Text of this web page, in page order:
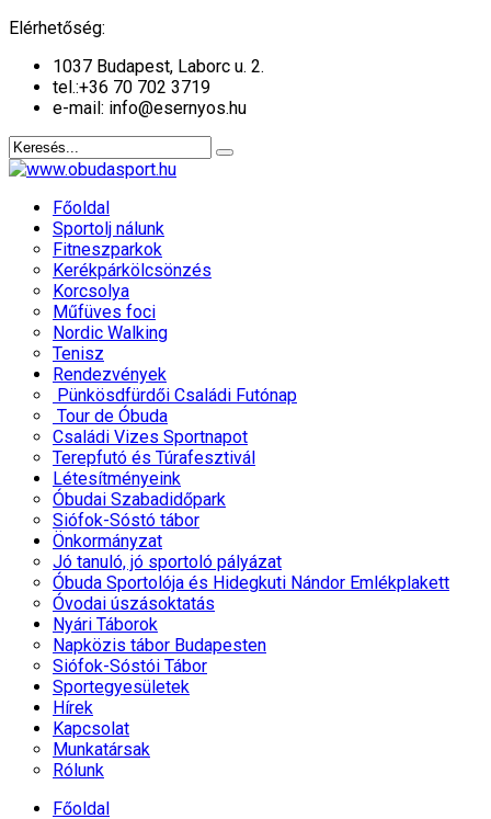
Elérhetőség:
1037 Budapest, Laborc u. 2.
tel.:+36 70 702 3719
e-mail: info@esernyos.hu
Főoldal
Sportolj nálunk
Fitneszparkok
Kerékpárkölcsönzés
Korcsolya
Műfüves foci
Nordic Walking
Tenisz
Rendezvények
Pünkösdfürdői Családi Futónap
Tour de Óbuda
Családi Vizes Sportnapot
Terepfutó és Túrafesztivál
Létesítményeink
Óbudai Szabadidőpark
Siófok-Sóstó tábor
Önkormányzat
Jó tanuló, jó sportoló pályázat
Óbuda Sportolója és Hidegkuti Nándor Emlékplakett
Óvodai úszásoktatás
Nyári Táborok
Napközis tábor Budapesten
Siófok-Sóstói Tábor
Sportegyesületek
Hírek
Kapcsolat
Munkatársak
Rólunk
Főoldal
év
hónap
év
hónap